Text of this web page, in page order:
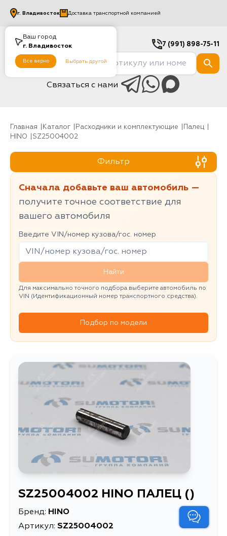
Ваш город
г. Владивосток
Все верно Выбрать другой
г. Владивосток Доставка транспортной компанией
7 (991) 898-75-11
Связаться с нами
Главная Каталог Расходники и комплектующие
палец
HINO
SZ25004002
Фильтр
Сначала добавьте ваш автомобиль —
получите точное соответствие для
вашего автомобиля
Введите VIN/номер кузова/гос. номер
Найти
Для максимально точного подбора выберите автомобиль по
VIN (Идентификационный номер транспортного средства).
Подбор по модели
SZ25004002 HINO ПАЛЕЦ ()
Бренд: HINO
Артикул: SZ25004002